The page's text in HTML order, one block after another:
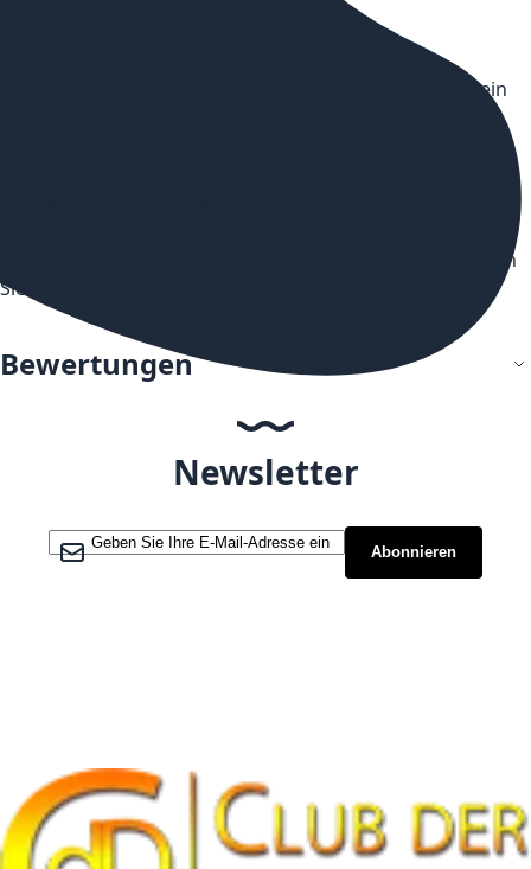
Insgesamt ist "Einfach Fruchtig Frisch" von Big Bottle ein
es eine lange Haltbarkeit. Probieren Sie es aus und lassen
Sie sich in eine frische und fruchtige Welt entführen!
Bewertungen
Newsletter
Melden Sie sich für unseren Newsletter an:
Abonnieren